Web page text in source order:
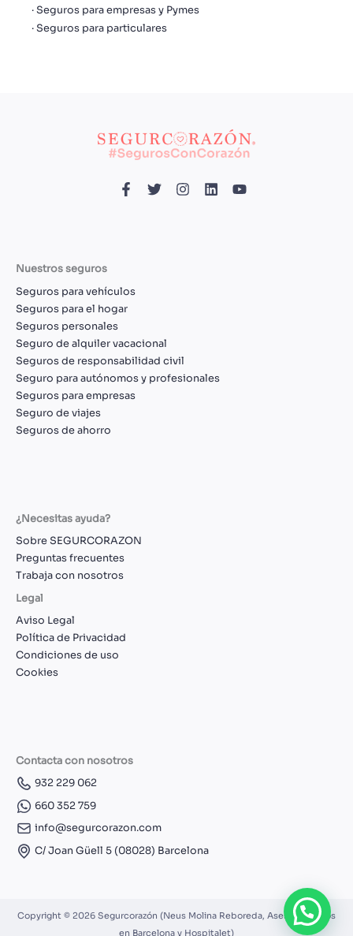
Seguros para empresas y Pymes
Seguros para particulares
Nuestros seguros
Seguros para vehículos
Seguros para el hogar
Seguros personales
Seguro de alquiler vacacional
Seguros de responsabilidad civil
Seguro para autónomos y profesionales
Seguros para empresas
Seguro de viajes
Seguros de ahorro
¿Necesitas ayuda?
Sobre SEGURCORAZON
Preguntas frecuentes
Trabaja con nosotros
Legal
Aviso Legal
Política de Privacidad
Condiciones de uso
Cookies
Contacta con nosotros
932 229 062
660 352 759
info@segurcorazon.com
C/ Joan Güell 5 (08028) Barcelona
Copyright © 2026 Segurcorazón (Neus Molina Reboreda, Asesor Seguros
en Barcelona y Hospitalet)